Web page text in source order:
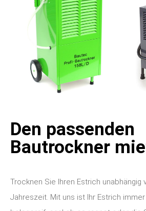
Den passenden
Bautrockner
Trocknen Sie Ihren Estrich unabhängig
Jahreszeit. Mit uns ist Ihr Estrich